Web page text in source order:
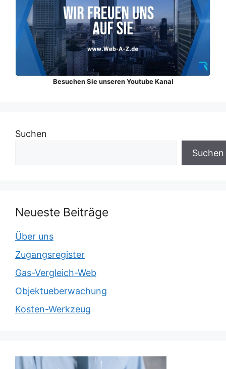
Besuchen Sie unseren Youtube Kanal
Suchen
Suchen
Neueste Beiträge
Über uns
Zugangsregister
Gas-Vergleich-Web
Objektueberwachung
Kosten-Werkzeug